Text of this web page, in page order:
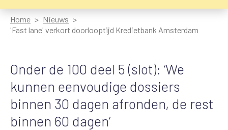
Home
Nieuws
'Fast lane' verkort doorlooptijd Kredietbank Amsterdam
Onder de 100 deel 5 (slot): ‘We
kunnen eenvoudige dossiers
binnen 30 dagen afronden, de rest
binnen 60 dagen’